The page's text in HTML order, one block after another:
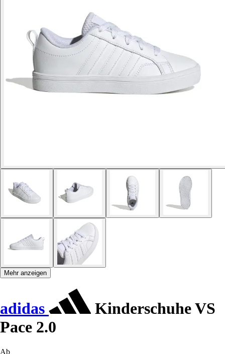
Mehr anzeigen
adidas
Kinderschuhe VS
Pace 2.0
Ab